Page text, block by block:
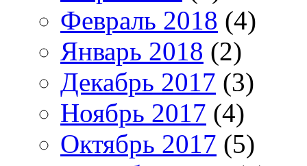
Февраль 2018 (4)
Январь 2018 (2)
Декабрь 2017 (3)
Ноябрь 2017 (4)
Октябрь 2017 (5)